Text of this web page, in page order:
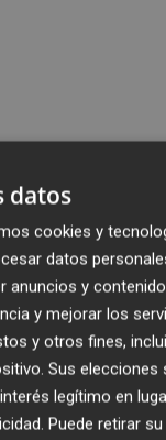
datos
cookies y
datos
anuncios y
y mejorar los
y otros fines,
Sus
legítimo en
. Puede retirar